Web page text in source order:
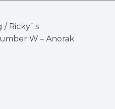
/ Ricky`s
W – Anorak